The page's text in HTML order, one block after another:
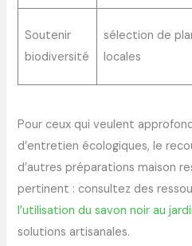
Soutenir
biodiversité
sélection de
locales
Pour ceux qui veulent
d’entretien écologiques, le
d’autres préparations maison
pertinent : consultez des
l’utilisation du savon noir au
solutions artisanales.